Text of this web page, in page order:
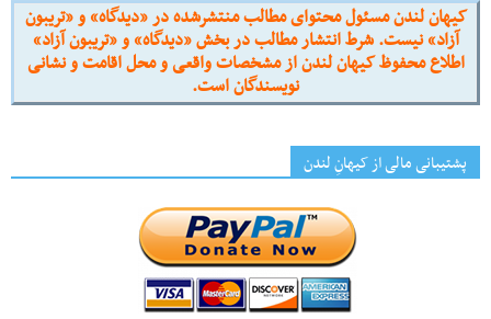
کیهان لندن مسئول محتوای مطالب منتشرشده در «دیدگاه» و «تریبون
آزاد» نیست. شرط انتشار مطالب در بخش «دیدگاه» و «تریبون آزاد»
اطلاع محفوظ کیهان لندن از مشخصات واقعی و محل اقامت و نشانی
نویسندگان است.
پشتیبانی مالی از کیهانِ لندن